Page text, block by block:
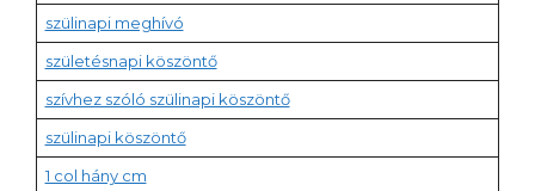
szülinapi meghívó
születésnapi köszöntő
szívhez szóló szülinapi köszöntő
szülinapi köszöntő
1 col hány cm